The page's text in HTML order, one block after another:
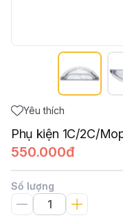
Yêu thích
Phụ kiện 1C/2C/
550.000đ
Số lượng